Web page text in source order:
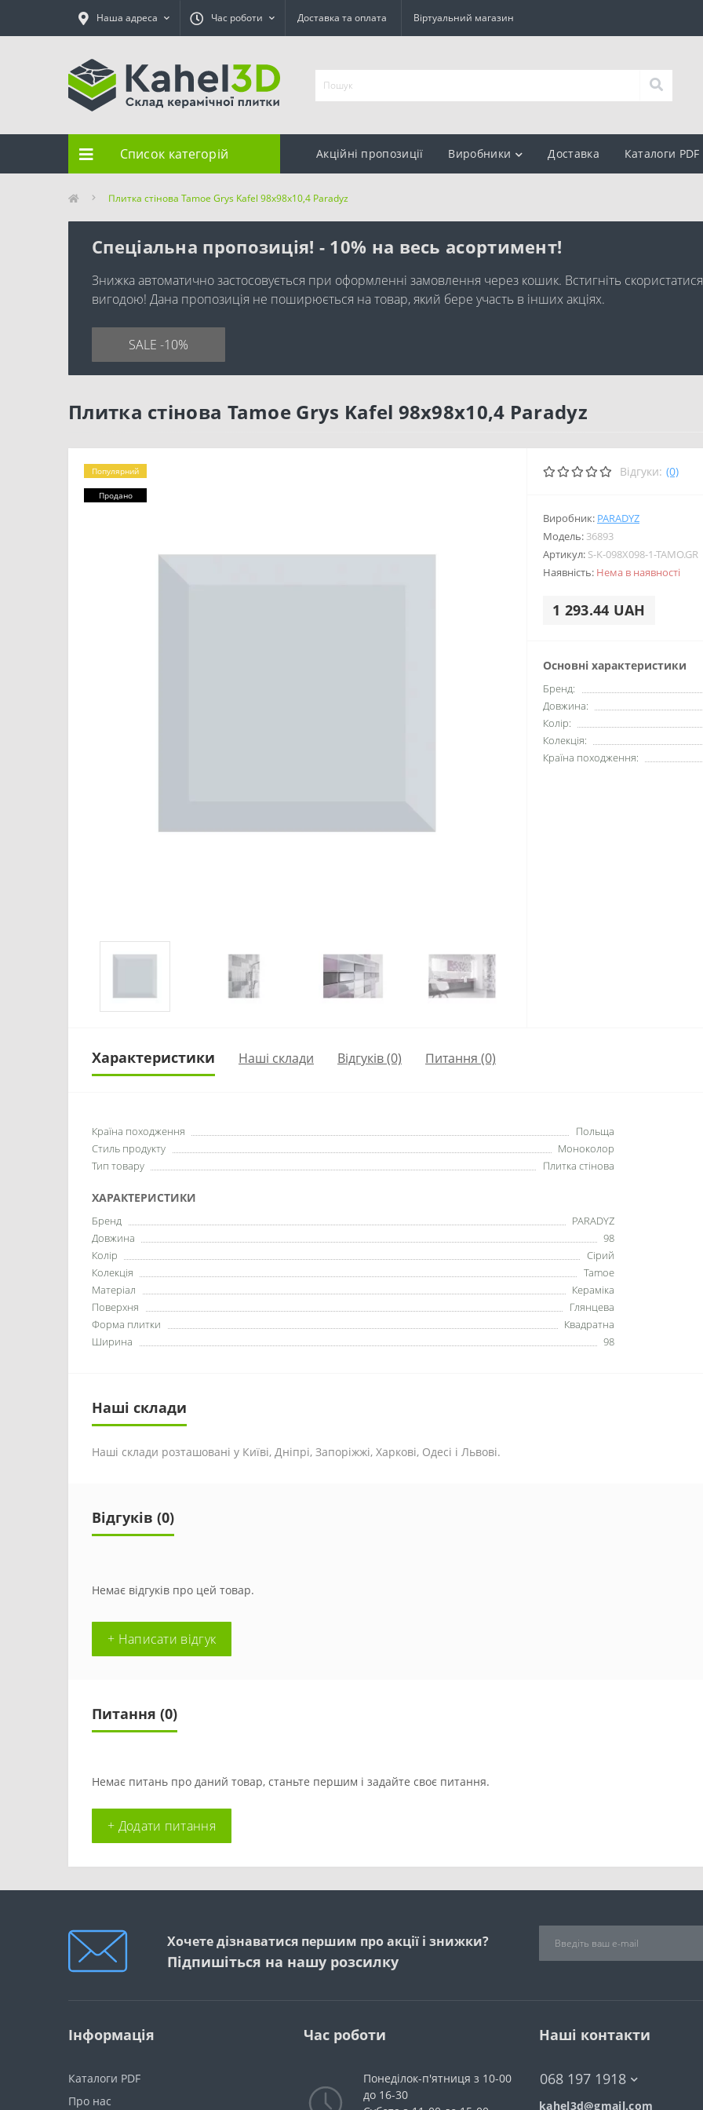
Наша адреса Час роботи Доставка та оплата Віртуальний магазин
Список категорій Акційні пропозиції Виробники Доставка Каталоги PDF
Плитка стінова Tamoe Grys Kafel 98x98x10,4 Paradyz
Спеціальна пропозиція! - 10% на весь асортимент!
Знижка автоматично застосовується при оформленні замовлення через кошик. Встигніть скористатися
вигодою! Дана пропозиція не поширюється на товар, який бере участь в інших акціях.
SALE -10%
Плитка стінова Tamoe Grys Kafel 98x98x10,4 Paradyz
Популярний
Продано
Відгуки: (0)
Виробник: PARADYZ
Модель: 36893
Артикул: S-K-098X098-1-TAMO.GR
Наявність: Нема в наявності
1 293.44 UAH
Основні характеристики
Бренд:
Довжина:
Колір:
Колекція:
Країна походження:
Характеристики Наші склади Відгуків (0) Питання (0)
Країна походження
Польща
Стиль продукту
Моноколор
Тип товару
Плитка стінова
ХАРАКТЕРИСТИКИ
Бренд
PARADYZ
Довжина
98
Колір
Сірий
Колекція
Tamoe
Матеріал
Кераміка
Поверхня
Глянцева
Форма плитки
Квадратна
Ширина
98
Наші склади
Наші склади розташовані у Київі, Дніпрі, Запоріжжі, Харкові, Одесі і Львові.
Відгуків (0)
Немає відгуків про цей товар.
+ Написати відгук
Питання (0)
Немає питань про даний товар, станьте першим і задайте своє питання.
+ Додати питання
Хочете дізнаватися першим про акції і знижки?
Підпишіться на нашу розсилку
Інформація
Каталоги PDF
Про нас
Час роботи
Понеділок-п'ятниця з 10-00
до 16-30
Наші контакти
068 197 1918
kahel3d@gmail.com